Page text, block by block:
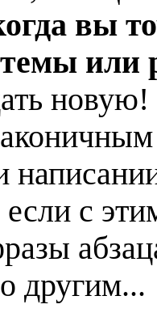
вы
темы или
с
другим...